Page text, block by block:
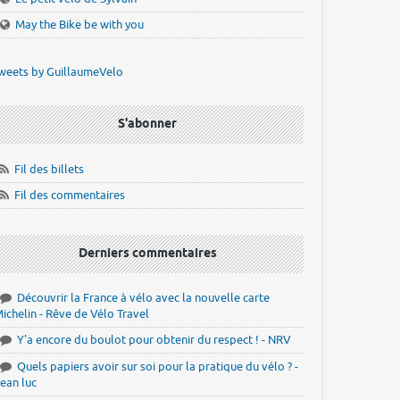
May the Bike be with you
by GuillaumeVelo
S'abonner
Fil des billets
Fil des commentaires
Derniers commentaires
Découvrir la France à vélo avec la nouvelle carte
- Rêve de Vélo Travel
Y'a encore du boulot pour obtenir du respect ! - NRV
Quels papiers avoir sur soi pour la pratique du vélo ? -
luc